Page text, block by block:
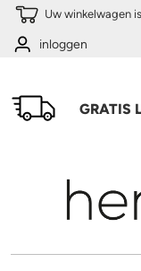
Overslaan en naar de
Uw winkelwagen
inloggen
GRATIS